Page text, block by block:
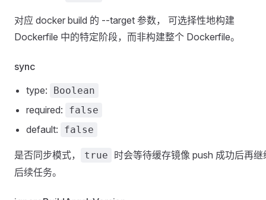
对应 docker build 的 --target 参数， 可选择性地构建
Dockerfile 中的特定阶段，而非构建整个 Dockerfile。
sync
type:
Boolean
required: false
default: false
是否同步模式， true
时会等待缓存镜像 push 成功后再继
后续任务。